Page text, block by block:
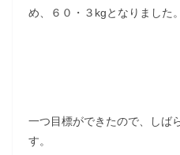
め、６０・３kgとなりました。
一つ目標ができたので、しば
す。